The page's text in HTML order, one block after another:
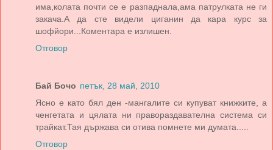
има,колата почти се е разпаднала,ама патрулката не ги
закача.А да сте видели циганин да кара курс за
шофйори...Коментара е излишен.
Отговор
Бай Бочо петък, 28 май, 2010
Ясно е като бял ден -мангалите си купуват книжките, а
ченгетата и цялата ни правораздавателна система си
трайкат.Тая държава си отива помнете ми думата.....
Отговор